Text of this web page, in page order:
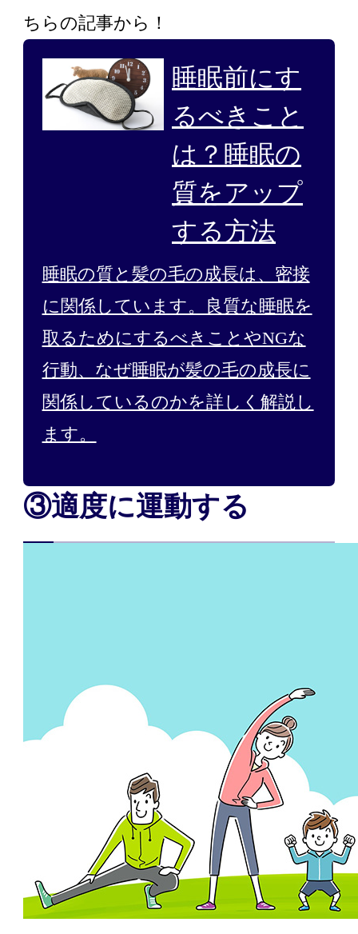
ちらの記事から！
睡眠前にす
るべきこと
は？睡眠の
質をアップ
する方法
睡眠の質と髪の毛の成長は、密接
に関係しています。良質な睡眠を
取るためにするべきことやNGな
行動、なぜ睡眠が髪の毛の成長に
関係しているのかを詳しく解説し
ます。
③適度に運動する